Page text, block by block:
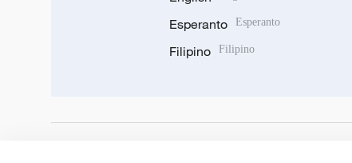
Esperanto Esperanto
Filipino Filipino